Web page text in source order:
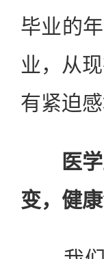
毕业的
业，从
有紧迫
医学正
变，健